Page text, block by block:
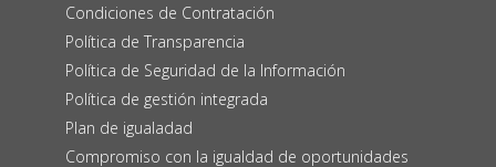
Condiciones de Contratación
Política de Transparencia
Política de Seguridad de la Información
Política de gestión integrada
Plan de igualadad
Compromiso con la igualdad de oportunidades